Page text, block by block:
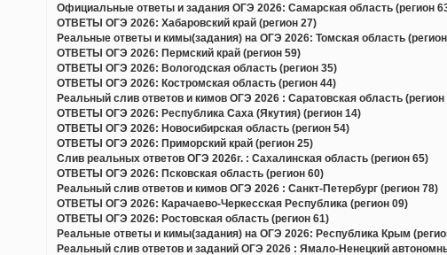
Официальные ответы и задания ОГЭ 2026: Самарская область (регион
ОТВЕТЫ ОГЭ 2026: Хабаровский край (регион 27)
Реальные ответы и кимы(задания) на ОГЭ 2026: Томская область
ОТВЕТЫ ОГЭ 2026: Пермский край (регион 59)
ОТВЕТЫ ОГЭ 2026: Вологодская область (регион 35)
ОТВЕТЫ ОГЭ 2026: Костромская область (регион 44)
Реальный слив ответов и кимов ОГЭ 2026 : Саратовская область (регион
ОТВЕТЫ ОГЭ 2026: Республика Саха (Якутия) (регион 14)
ОТВЕТЫ ОГЭ 2026: Новосибирская область (регион 54)
ОТВЕТЫ ОГЭ 2026: Приморский край (регион 25)
Слив реальных ответов ОГЭ 2026г. : Сахалинская область (регион 65)
ОТВЕТЫ ОГЭ 2026: Псковская область (регион 60)
Реальный слив ответов и кимов ОГЭ 2026 : Санкт-Петербург (регион 78)
ОТВЕТЫ ОГЭ 2026: Карачаево-Черкесская Республика (регион 09)
ОТВЕТЫ ОГЭ 2026: Ростовская область (регион 61)
Реальные ответы и кимы(задания) на ОГЭ 2026: Республика Крым
Реальный слив ответов и заданий ОГЭ 2026 : Ямало-Ненецкий